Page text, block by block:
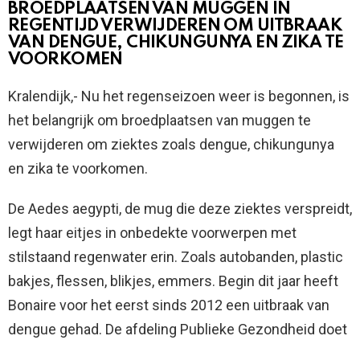
BROEDPLAATSEN VAN MUGGEN IN
REGENTIJD VERWIJDEREN OM UITBRAAK
VAN DENGUE, CHIKUNGUNYA EN ZIKA TE
VOORKOMEN
Kralendijk,- Nu het regenseizoen weer is begonnen, is
het belangrijk om broedplaatsen van muggen te
verwijderen om ziektes zoals dengue, chikungunya
en zika te voorkomen.
De Aedes aegypti, de mug die deze ziektes verspreidt,
legt haar eitjes in onbedekte voorwerpen met
stilstaand regenwater erin. Zoals autobanden, plastic
bakjes, flessen, blikjes, emmers. Begin dit jaar heeft
Bonaire voor het eerst sinds 2012 een uitbraak van
dengue gehad. De afdeling Publieke Gezondheid doet